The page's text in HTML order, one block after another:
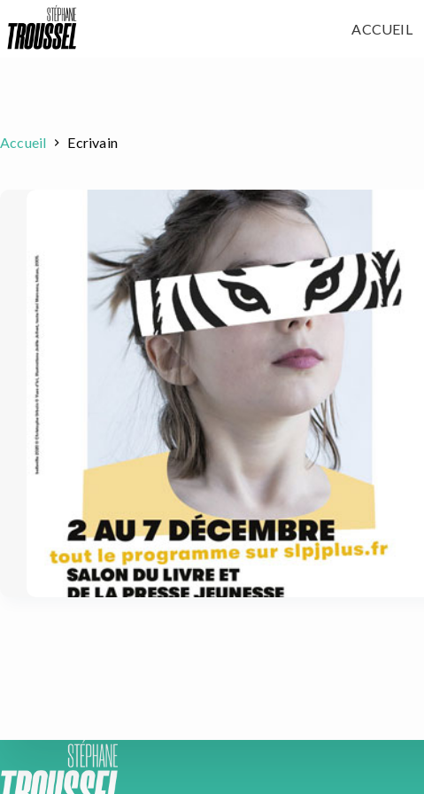
au
ACCUEIL
Accueil Ecrivain